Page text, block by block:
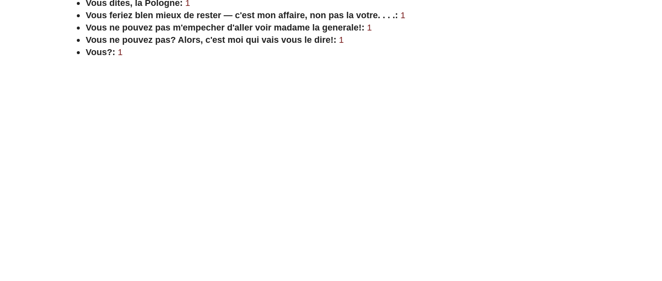
Vous dites, la Pologne: 1
Vous feriez blen mieux de rester — c'est mon affaire, non pas la votre. . . .: 1
Vous ne pouvez pas m'empecher d'aller voir madame la generale!: 1
Vous ne pouvez pas? Alors, c'est moi qui vais vous le dire!: 1
Vous?: 1